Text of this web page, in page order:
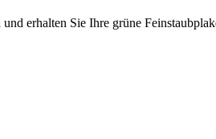
erhalten Sie Ihre grüne